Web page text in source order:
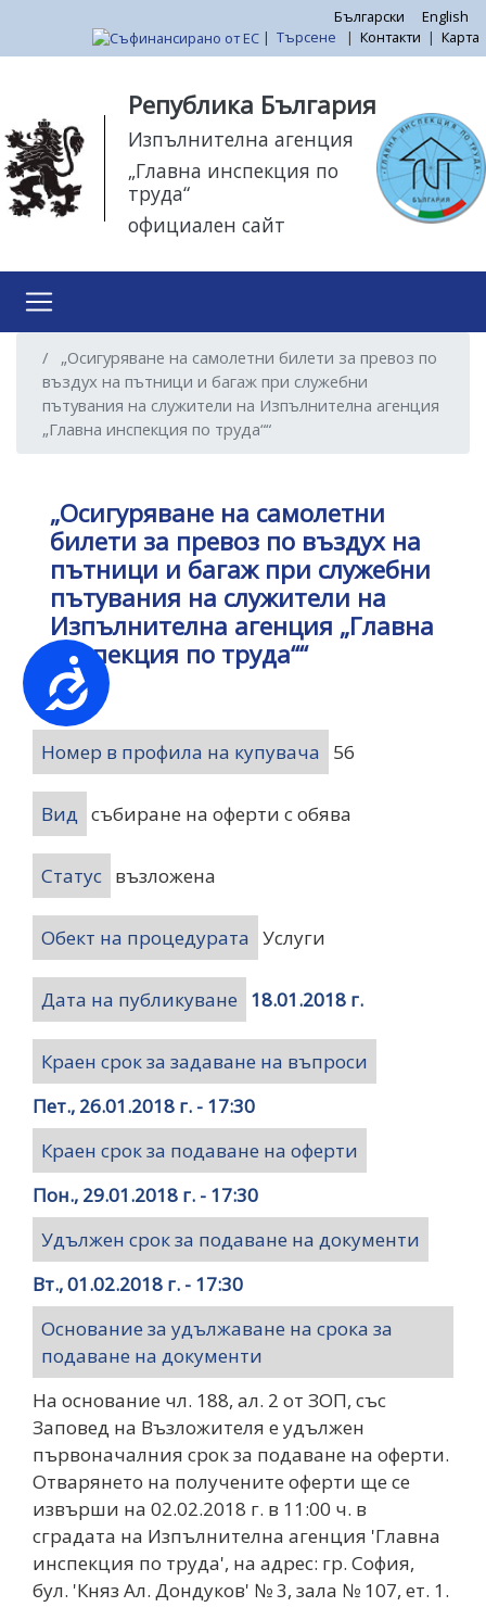
Достъпност
внимание:
Този
уебсайт
разполага
достъпност.
към
съдържание
Български
English
| Търсене | Контакти | Карта
Република България
Изпълнителна агенция
„Главна инспекция по
труда“
официален сайт
„Осигуряване на самолетни билети за превоз по
въздух на пътници и багаж при служебни
пътувания на служители на Изпълнителна агенция
„Главна инспекция по труда““
„Осигуряване на самолетни
билети за превоз по въздух на
пътници и багаж при служебни
пътувания на служители на
Изпълнителна агенция „Главна
инспекция по труда““
Номер в профила на купувача 56
Вид събиране на оферти с обява
Статус възложена
Обект на процедурата Услуги
Дата на публикуване 18.01.2018 г.
Краен срок за задаване на въпроси
Пет., 26.01.2018 г. - 17:30
Краен срок за подаване на оферти
Пон., 29.01.2018 г. - 17:30
Удължен срок за подаване на документи
Вт., 01.02.2018 г. - 17:30
Основание за удължаване на срока за
подаване на документи
На основание чл. 188, ал. 2 от ЗОП, със
Заповед на Възложителя е удължен
първоначалния срок за подаване на оферти.
Отварянето на получените оферти ще се
извърши на 02.02.2018 г. в 11:00 ч. в
сградата на Изпълнителна агенция 'Главна
инспекция по труда', на адрес: гр. София,
бул. 'Княз Ал. Дондуков' № 3, зала № 107, ет. 1.